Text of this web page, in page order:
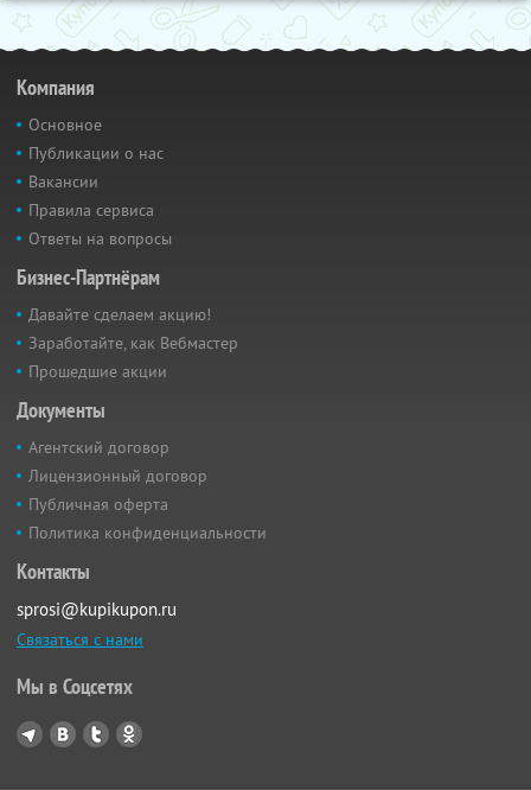
Компания
Основное
Публикации о нас
Вакансии
Правила сервиса
Ответы на вопросы
Бизнес-Партнёрам
Давайте сделаем акцию!
Заработайте, как Вебмастер
Прошедшие акции
Документы
Агентский договор
Лицензионный договор
Публичная оферта
Политика конфиденциальности
Контакты
sprosi@kupikupon.ru
Связаться с нами
Мы в Соцсетях